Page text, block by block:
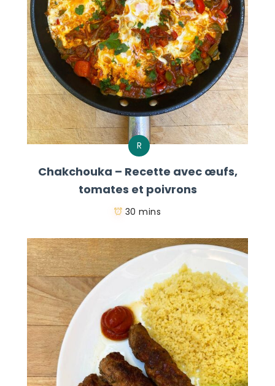
R
Chakchouka – Recette avec œufs,
tomates et poivrons
30 mins